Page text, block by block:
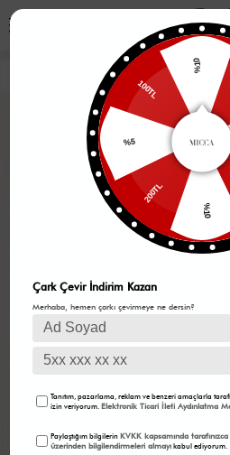
%10
%10
200TL
%5
100TL
Çark Çevir İndirim Kazan
Merhaba, hemen çarkı çevirmeye ne dersin?
Tanıtım, pazarlama, reklam ve benzeri amaçlarla
izin veriyorum.Elektronik Ticari İleti Aydınlatma
Paylaştığım bilgilerinKVKK kapsamında
üzerinden bilgilendirmeleri almayı kabul ediyorum.